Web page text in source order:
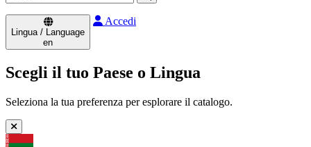
Lingua / Language
en
Accedi
Scegli il tuo Paese o Lingua
Seleziona la tua preferenza per esplorare il catalogo.